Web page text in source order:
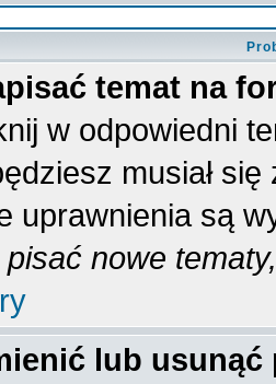
temat na
w odpowiedni
musiał
uprawnienia są
nowe
lub usunąć